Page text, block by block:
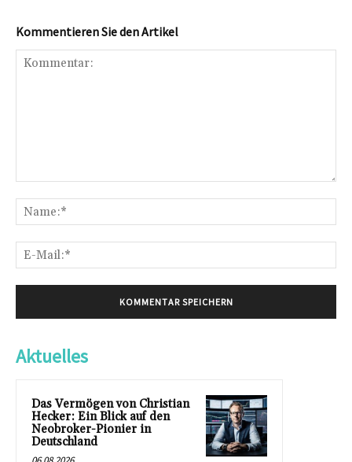
Kommentieren Sie den Artikel
Aktuelles
Das Vermögen von Christian
Hecker: Ein Blick auf den
Neobroker-Pionier in
Deutschland